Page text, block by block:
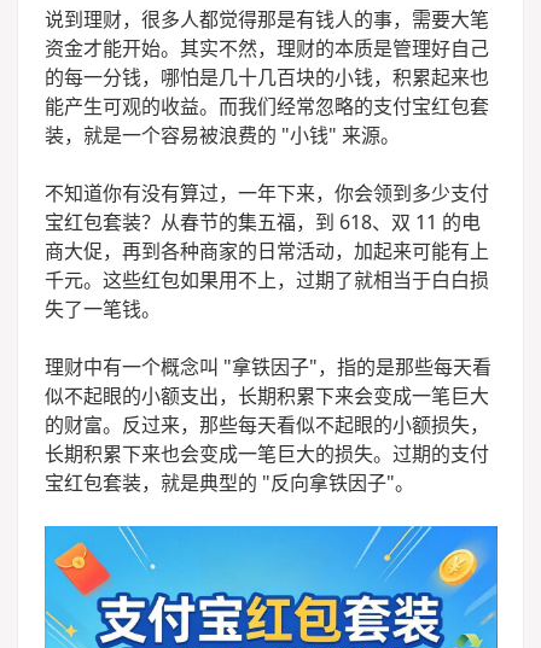
说到理财，很多人都觉得那是有钱人的事，需要大笔
资金才能开始。其实不然，理财的本质是管理好自己
的每一分钱，哪怕是几十几百块的小钱，积累起来也
能产生可观的收益。而我们经常忽略的支付宝红包套
装，就是一个容易被浪费的 "小钱" 来源。
不知道你有没有算过，一年下来，你会领到多少支付
宝红包套装？从春节的集五福，到 618、双 11 的电
商大促，再到各种商家的日常活动，加起来可能有上
千元。这些红包如果用不上，过期了就相当于白白损
失了一笔钱。
理财中有一个概念叫 "拿铁因子"，指的是那些每天看
似不起眼的小额支出，长期积累下来会变成一笔巨大
的财富。反过来，那些每天看似不起眼的小额损失，
长期积累下来也会变成一笔巨大的损失。过期的支付
宝红包套装，就是典型的 "反向拿铁因子"。